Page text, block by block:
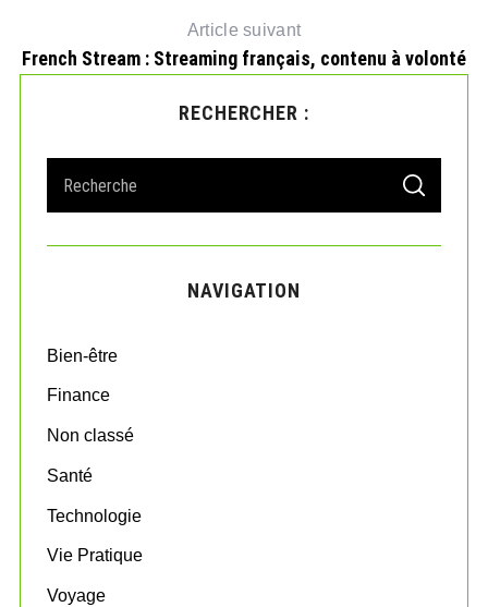
Article suivant
French Stream : Streaming français, contenu à volonté
RECHERCHER :
a
r
o
:
S
A
C
NAVIGATION
Bien-être
Finance
Non classé
Santé
Technologie
Vie Pratique
Voyage